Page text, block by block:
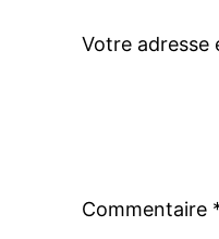
Votre adresse
Commentaire